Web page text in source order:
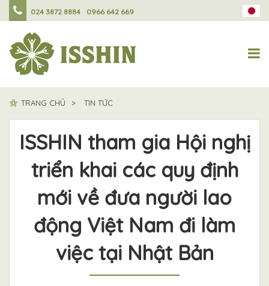
024 3872 8884 0966 642 669
TRANG CHỦ TIN TỨC
ISSHIN tham gia Hội nghị
triển khai các quy định
mới về đưa người lao
động Việt Nam đi làm
việc tại Nhật Bản